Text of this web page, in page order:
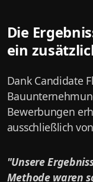
Die
ein
Dank Candidate
Bewerbungen
ausschließlich von
"Unsere
Methode waren